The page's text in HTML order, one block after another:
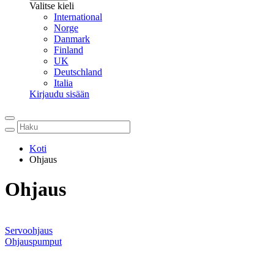
Valitse kieli
International
Norge
Danmark
Finland
UK
Deutschland
Italia
Kirjaudu sisään
Koti
Ohjaus
Ohjaus
Servoohjaus
Ohjauspumput